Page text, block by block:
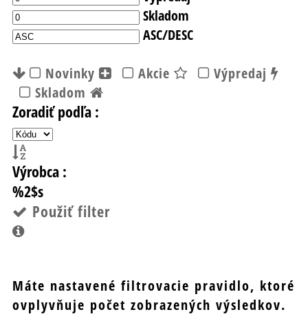
Skladom
ASC/DESC
Novinky
Akcie
Výpredaj
Skladom
Zoradiť podľa :
Výrobca :
%2$s
Použiť filter
Máte nastavené filtrovacie pravidlo, ktoré
ovplyvňuje počet zobrazených výsledkov.